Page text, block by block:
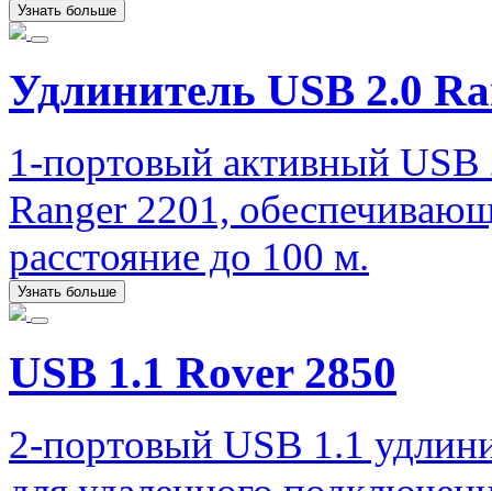
Узнать больше
Удлинитель USB 2.0
1-портовый активный
Ranger 2201,
расстояние до 100 м.
Узнать больше
USB 1.1 Rover 2850
2-портовый USB 1.1